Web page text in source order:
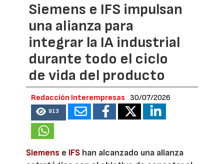
Siemens e IFS impulsan
una alianza para
integrar la IA industrial
durante todo el ciclo
de vida del producto
Redacción Interempresas 30/07/2026
913
Siemens e IFS han alcanzado una alianza